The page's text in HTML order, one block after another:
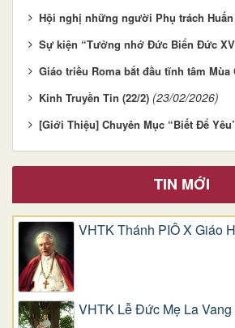
Hội nghị những người Phụ trách
Sự kiện “Tưởng nhớ Đức Biển Đức
Giáo triều Roma bắt đầu tĩnh tâm Mùa
Kinh Truyền Tin (22/2) (23/02/2026)
[Giới Thiệu] Chuyên Mục “Biết Để
TIN MỚI
VHTK Thánh PIÔ X Giáo
VHTK Lễ Đức Mẹ La Vang